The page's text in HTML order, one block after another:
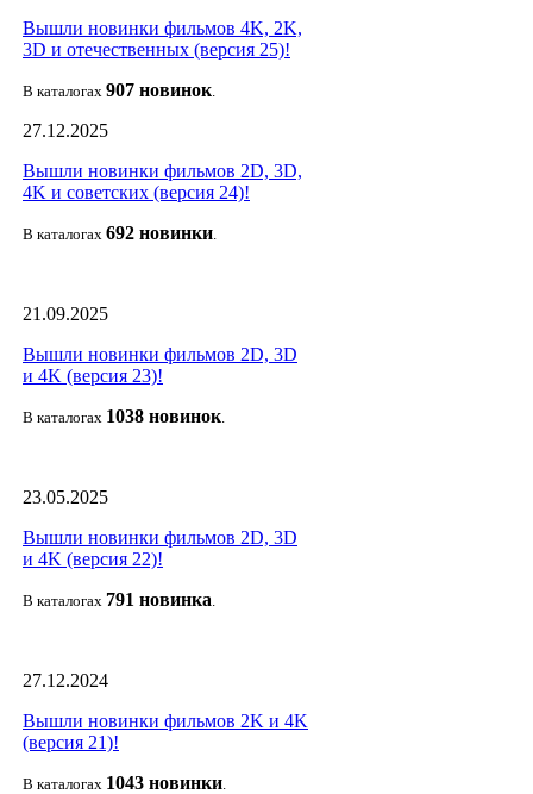
Вышли новинки фильмов 4K, 2K,
3D и отечественных (версия 25)!
В каталогах 907 новинок.
27.12.2025
Вышли новинки фильмов 2D, 3D,
4K и советских (версия 24)!
В каталогах 692 новинки.
21.09.2025
Вышли новинки фильмов 2D, 3D
и 4K (версия 23)!
В каталогах 1038 новинок.
23.05.2025
Вышли новинки фильмов 2D, 3D
и 4K (версия 22)!
В каталогах 791 новинка.
27.12.2024
Вышли новинки фильмов 2K и 4K
(версия 21)!
В каталогах 1043 новинки.